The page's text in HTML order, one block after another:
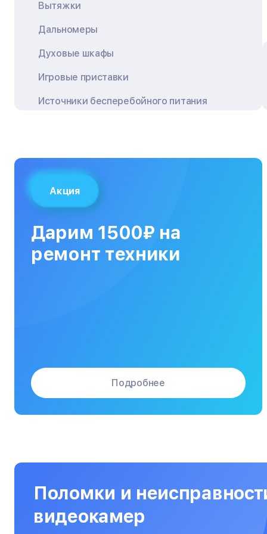
Вытяжки
Дальномеры
Духовые шкафы
Игровые приставки
Источники бесперебойного питания
Кофемашины
Кухонные плиты
МФУ
Оптические прицелы
Акция
Дарим 1500₽ на
ремонт техники
Подробнее
Поломки и
видеокамер